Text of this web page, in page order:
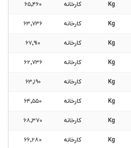
Kg کارخانه ۶۵٬۴۶۰
Kg کارخانه ۶۳٬۷۳۶
Kg کارخانه ۶۷٬۹۱۰
Kg کارخانه ۶۲٬۷۳۶
Kg کارخانه ۶۳٬۱۹۰
Kg کارخانه ۶۴٬۵۵۰
Kg کارخانه ۶۸٬۳۷۰
Kg کارخانه ۶۶٬۲۸۰